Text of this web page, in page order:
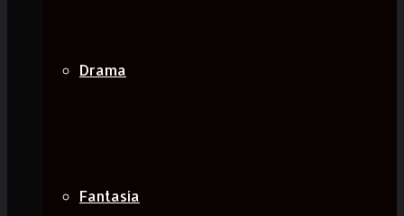
Drama
Fantasía